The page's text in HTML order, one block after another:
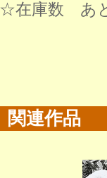
☆在庫数 あ
関連作品